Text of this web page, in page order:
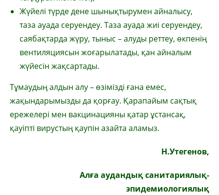
Жүйелі түрде дене шынықтырумен айналысу,
таза ауада серуендеу. Таза ауада жиі серуендеу,
саябақтарда жүру, тыныс – алуды реттеу, өкпенің
вентиляциясын жоғарылатады, қан айналым
жүйесін жақсартады.
Тұмаудың алдын алу – өзімізді ғана емес,
жақындарымызды да қорғау. Қарапайым сақтық
ережелері мен вакцинацияны қатар ұстансақ,
қауіпті вирустың қаупін азайта аламыз.
Н.Утегенов,
Алға аудандық санитариялық-
эпидемиологиялық